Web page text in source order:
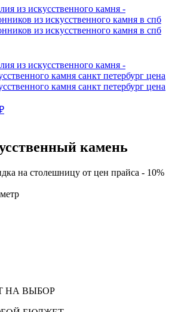
из искусственного камня в спб
камня санкт петербург цена
камень
на столешницу от цен прайса - 10%
НА ВЫБОР